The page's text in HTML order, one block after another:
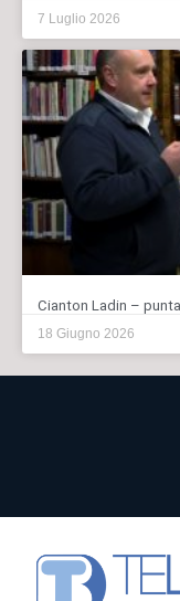
7 Luglio 2026
Cianton Ladin –
18 Giugno 2026